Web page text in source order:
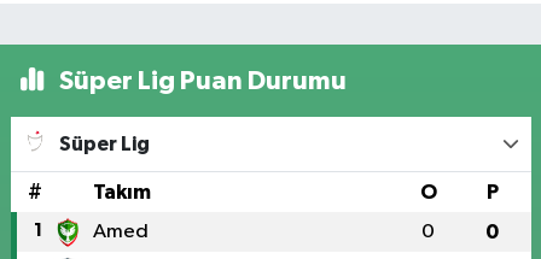
Süper Lig Puan Durumu
Süper Lig
# Takım O P
1 Amed 0 0